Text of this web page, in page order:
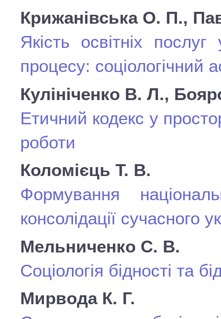
Крижанівська О. П.,
Якість освітніх
процесу: соціологічний
Кулініченко В. Л.,
Етичний кодекс у
роботи
Коломієць Т. В.
Формування
консолідації сучасного
Мельниченко С. В.
Соціологія бідності та
Мирвода К. Г.